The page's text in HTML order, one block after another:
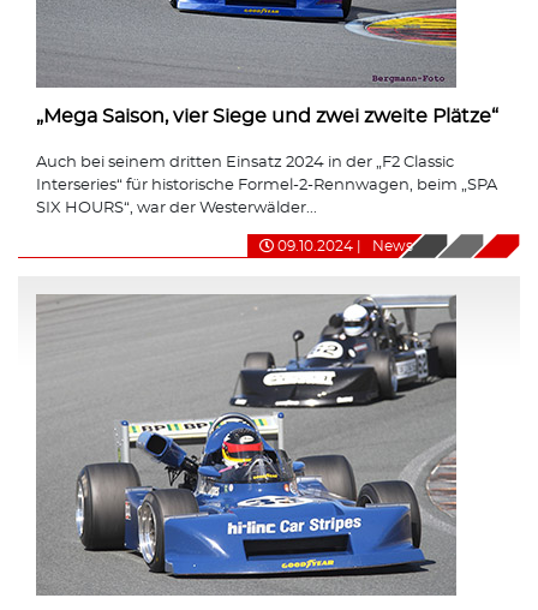
„Mega Saison, vier Siege und zwei zweite Plätze“
Auch bei seinem dritten Einsatz 2024 in der „F2 Classic
Interseries“ für historische Formel-2-Rennwagen, beim „SPA
SIX HOURS“, war der Westerwälder...
09.10.2024 News